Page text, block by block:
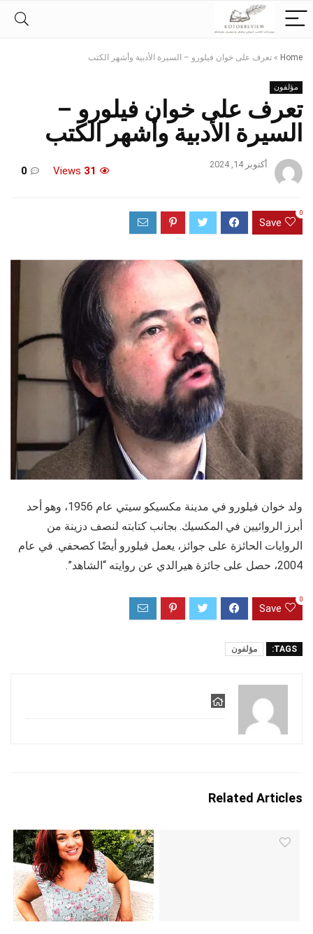
Home
» تعرف على خوان فيلورو – السيرة الأدبية وأشهر الكتب
مؤلفون
تعرف على خوان فيلورو –
السيرة الأدبية وأشهر الكتب
أكتوبر 14, 2024
31
0
Save
0
ولد خوان فيلورو في مدينة مكسيكو سيتي عام 1956، وهو أحد
أبرز الروائيين في المكسيك. بجانب كتابته لنصف دزينة من
الروايات الحائزة على جوائز، يعمل فيلورو أيضًا كصحفي. في عام
2004، حصل على جائزة هيرالدي عن روايته “الشاهد”.
Save
0
TAGS: مؤلفون
Related Articles